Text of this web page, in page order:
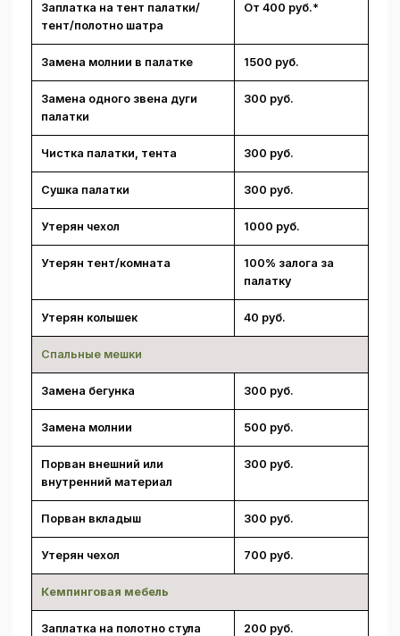
Заплатка на тент палатки/
тент/полотно шатра
От 400 руб.*
Замена молнии в палатке 1500 руб.
Замена одного звена дуги
палатки
300 руб.
Чистка палатки, тента 300 руб.
Сушка палатки 300 руб.
Утерян чехол 1000 руб.
Утерян тент/комната
100% залога за
палатку
Утерян колышек 40 руб.
Спальные мешки
Замена бегунка 300 руб.
Замена молнии 500 руб.
Порван внешний или
внутренний материал
300 руб.
Порван вкладыш 300 руб.
Утерян чехол 700 руб.
Кемпинговая мебель
Заплатка на полотно стула 200 руб.